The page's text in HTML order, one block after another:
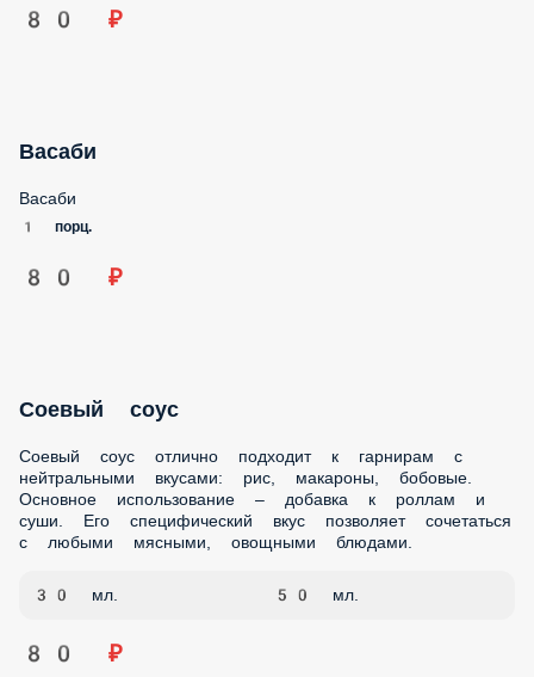
80 ₽
Васаби
Васаби
1 порц.
80 ₽
Соевый соус
Соевый соус отлично подходит к гарнирам с
нейтральными вкусами: рис, макароны, бобовые.
Основное использование – добавка к роллам и суши. Его
специфический вкус позволяет сочетаться с любыми
мясными, овощными блюдами.
30 мл. 50 мл.
80 ₽